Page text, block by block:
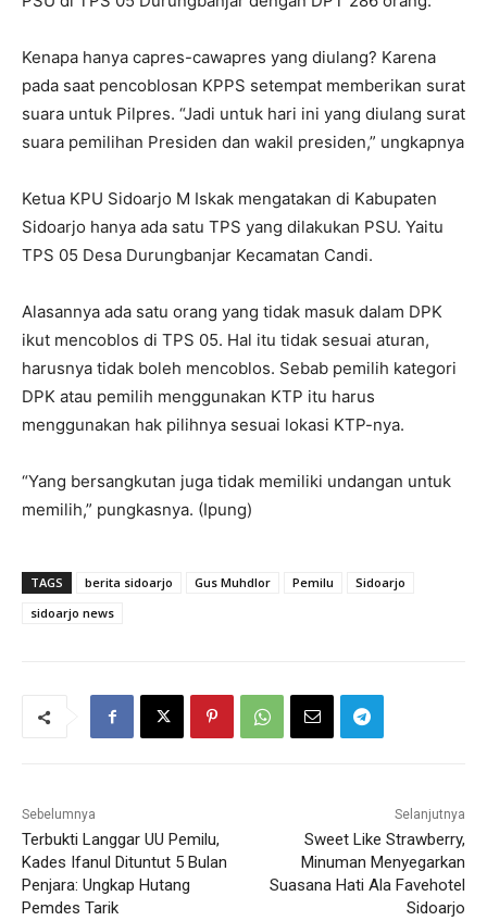
Kenapa hanya capres-cawapres yang diulang? Karena
pada saat pencoblosan KPPS setempat memberikan surat
suara untuk Pilpres. “Jadi untuk hari ini yang diulang surat
suara pemilihan Presiden dan wakil presiden,” ungkapnya
Ketua KPU Sidoarjo M Iskak mengatakan di Kabupaten
Sidoarjo hanya ada satu TPS yang dilakukan PSU. Yaitu
TPS 05 Desa Durungbanjar Kecamatan Candi.
Alasannya ada satu orang yang tidak masuk dalam DPK
ikut mencoblos di TPS 05. Hal itu tidak sesuai aturan,
harusnya tidak boleh mencoblos. Sebab pemilih kategori
DPK atau pemilih menggunakan KTP itu harus
menggunakan hak pilihnya sesuai lokasi KTP-nya.
“Yang bersangkutan juga tidak memiliki undangan untuk
memilih,” pungkasnya. (Ipung)
TAGS berita sidoarjo Gus Muhdlor Pemilu
Sidoarjo
sidoarjo news
Sebelumnya
Terbukti Langgar UU Pemilu,
Kades Ifanul Dituntut 5 Bulan
Penjara: Ungkap Hutang
Pemdes Tarik
Selanjutnya
Sweet Like Strawberry,
Minuman Menyegarkan
Suasana Hati Ala Favehotel
Sidoarjo